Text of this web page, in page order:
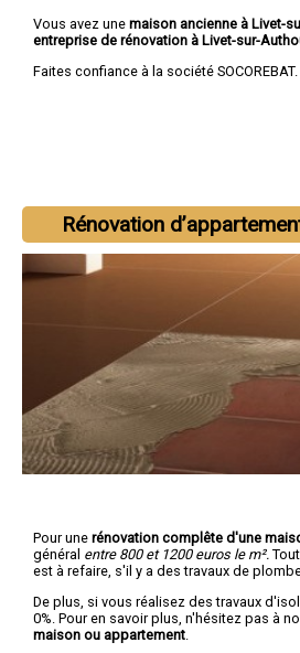
Vous avez une maison ancienne à Livet-
entreprise de rénovation à Livet-sur-
Faites confiance à la société SOCOREBAT.
Rénovation
Pour une rénovation complête d'une
général entre 800 et 1200 euros le m².
est à refaire, s'il y a des travaux de
De plus, si vous réalisez des travaux
0%. Pour en savoir plus, n'hésitez pas à
maison ou appartement